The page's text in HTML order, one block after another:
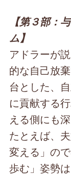
【第３部：
ム】
アドラーが
的な自己放
台とした、
に貢献する
える側にも
たとえば、
変える」の
歩む」姿勢